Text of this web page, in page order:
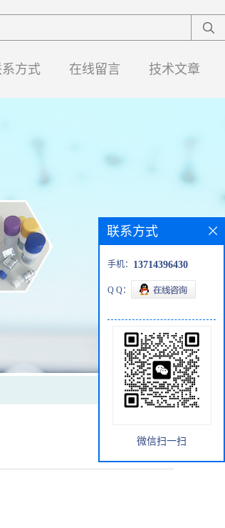
系方式 在线留言 技术文章
联系方式
手机： 13714396430
Q Q：
微信扫一扫